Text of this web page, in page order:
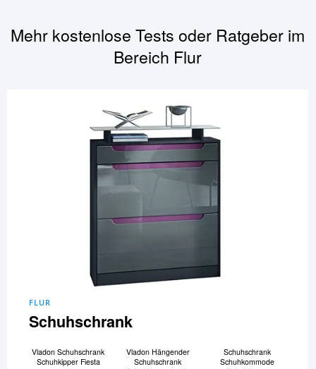
Mehr kostenlose Tests oder Ratgeber im
Bereich Flur
FLUR
Schuhschrank
Vladon Schuhschrank
Schuhkipper Fiesta
Vladon Hängender
Schuhschrank
Schuhschrank
Schuhkommode